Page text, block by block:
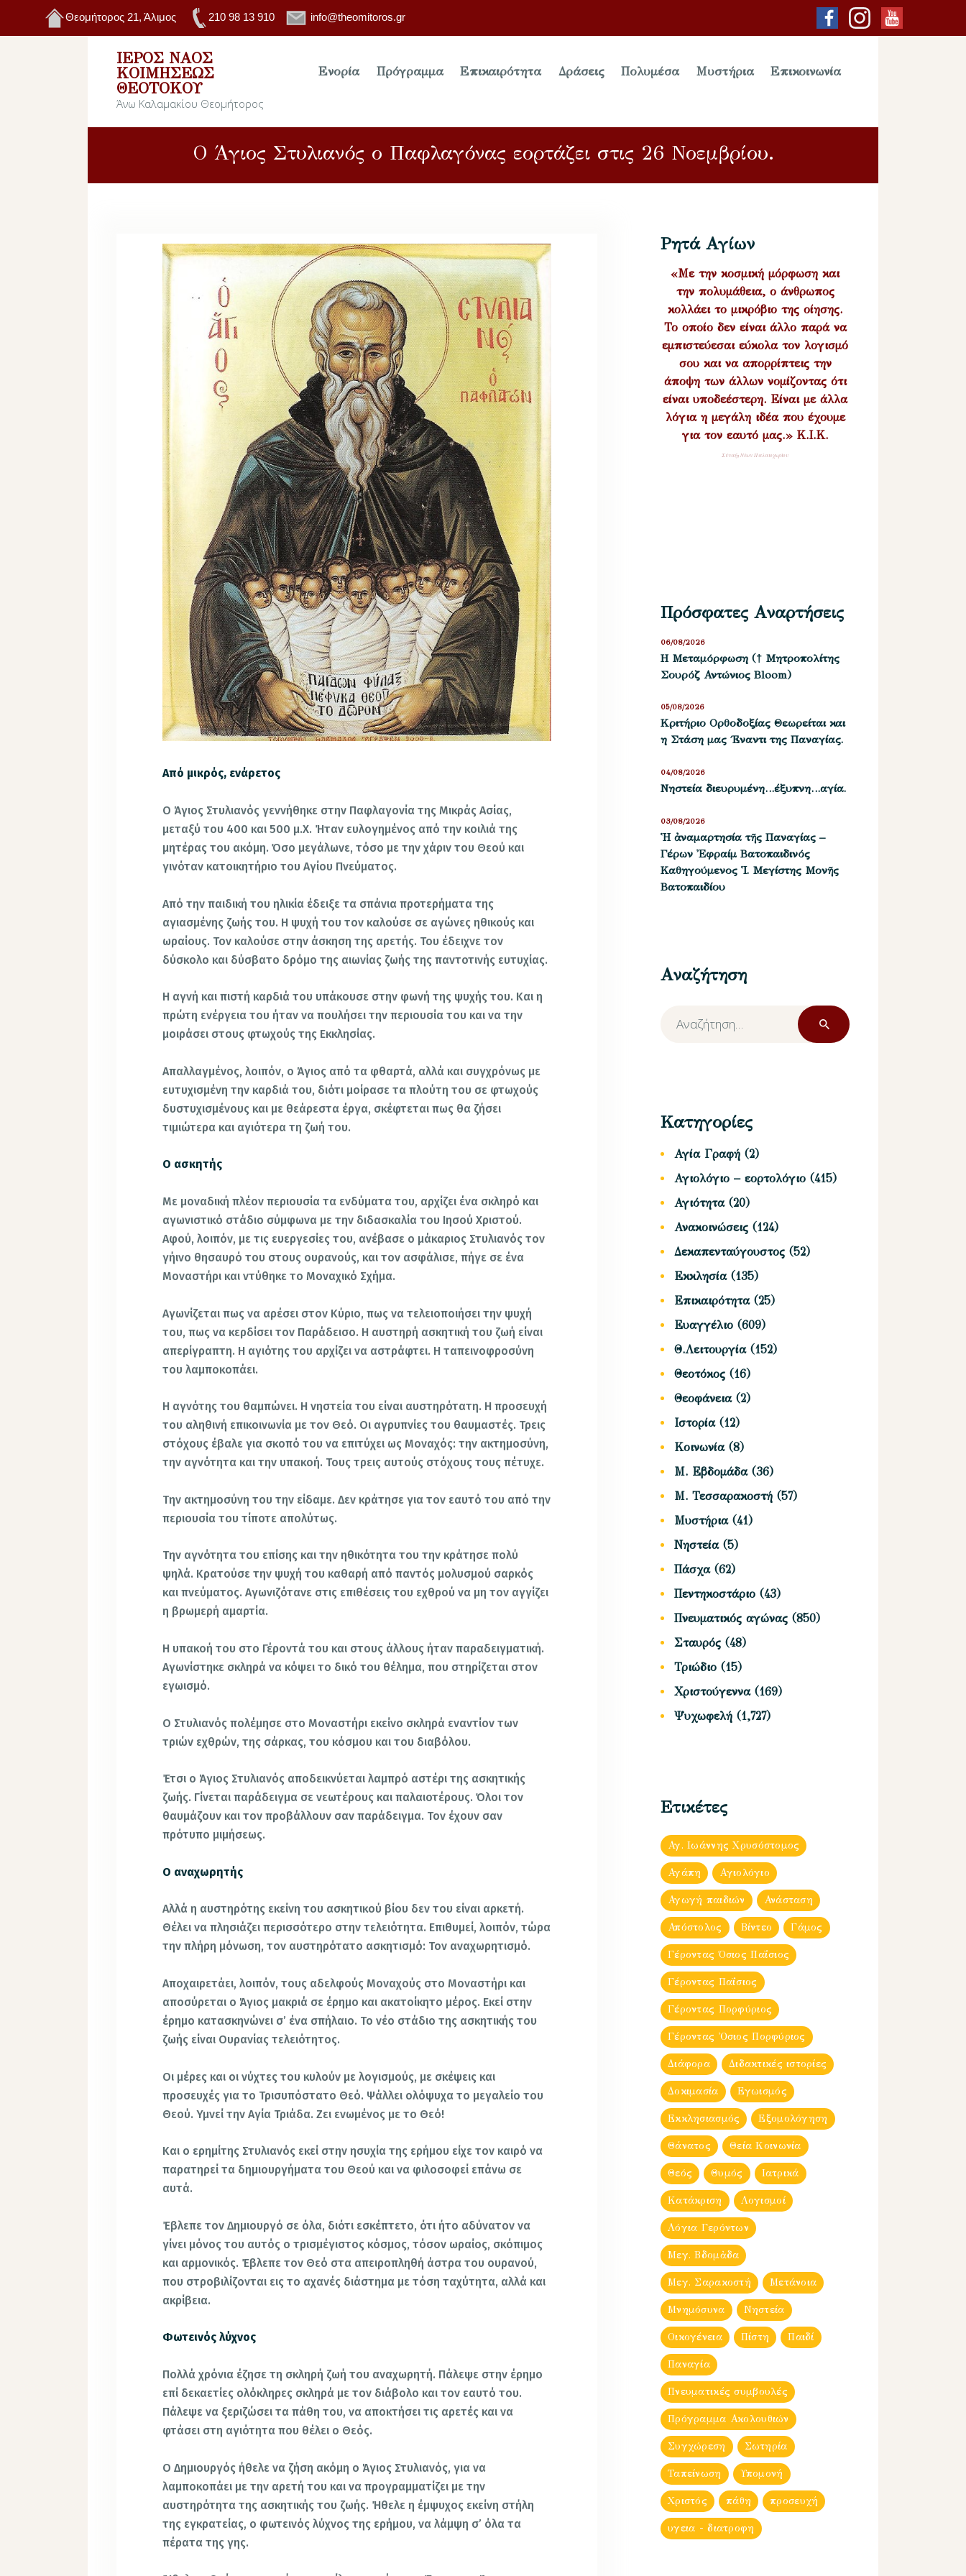
Θεομήτορος 21, Άλιμος 210 98 13 910 info@theomitoros.gr
ΙΕΡΌΣ ΝΑΌΣ
ΚΟΙΜΉΣΕΩΣ
ΘΕΟΤΌΚΟΥ
Άνω Καλαμακίου Θεομήτορος
Ενορία Πρόγραμμα Επικαιρότητα Δράσεις Πολυμέσα Μυστήρια Επικοινωνία
Ο Άγιος Στυλιανός ο Παφλαγόνας εορτάζει στις 26 Νοεμβρίου.
Από μικρός, ενάρετος
Ο Άγιος Στυλιανός γεννήθηκε στην Παφλαγονία της Μικράς Ασίας,
μεταξύ του 400 και 500 μ.Χ. Ήταν ευλογημένος από την κοιλιά της
μητέρας του ακόμη. Όσο μεγάλωνε, τόσο με την χάριν του Θεού και
γινόταν κατοικητήριο του Αγίου Πνεύματος.
Από την παιδική του ηλικία έδειξε τα σπάνια προτερήματα της
αγιασμένης ζωής του. Η ψυχή του τον καλούσε σε αγώνες ηθικούς και
ωραίους. Τον καλούσε στην άσκηση της αρετής. Του έδειχνε τον
δύσκολο και δύσβατο δρόμο της αιωνίας ζωής της παντοτινής ευτυχίας.
Η αγνή και πιστή καρδιά του υπάκουσε στην φωνή της ψυχής του. Και η
πρώτη ενέργεια του ήταν να πουλήσει την περιουσία του και να την
μοιράσει στους φτωχούς της Εκκλησίας.
Απαλλαγμένος, λοιπόν, ο Άγιος από τα φθαρτά, αλλά και συγχρόνως με
ευτυχισμένη την καρδιά του, διότι μοίρασε τα πλούτη του σε φτωχούς
δυστυχισμένους και με θεάρεστα έργα, σκέφτεται πως θα ζήσει
τιμιώτερα και αγιότερα τη ζωή του.
Ο ασκητής
Με μοναδική πλέον περιουσία τα ενδύματα του, αρχίζει ένα σκληρό και
αγωνιστικό στάδιο σύμφωνα με την διδασκαλία του Ιησού Χριστού.
Αφού, λοιπόν, με τις ευεργεσίες του, ανέβασε ο μάκαριος Στυλιανός τον
γήινο θησαυρό του στους ουρανούς, και τον ασφάλισε, πήγε σε ένα
Μοναστήρι και ντύθηκε το Μοναχικό Σχήμα.
Αγωνίζεται πως να αρέσει στον Κύριο, πως να τελειοποιήσει την ψυχή
του, πως να κερδίσει τον Παράδεισο. Η αυστηρή ασκητική του ζωή είναι
απερίγραπτη. Η αγιότης του αρχίζει να αστράφτει. Η ταπεινοφροσύνη
του λαμποκοπάει.
Η αγνότης του θαμπώνει. Η νηστεία του είναι αυστηρότατη. Η προσευχή
του αληθινή επικοινωνία με τον Θεό. Οι αγρυπνίες του θαυμαστές. Τρεις
στόχους έβαλε για σκοπό του να επιτύχει ως Μοναχός: την ακτημοσύνη,
την αγνότητα και την υπακοή. Τους τρεις αυτούς στόχους τους πέτυχε.
Την ακτημοσύνη του την είδαμε. Δεν κράτησε για τον εαυτό του από την
περιουσία του τίποτε απολύτως.
Την αγνότητα του επίσης και την ηθικότητα του την κράτησε πολύ
ψηλά. Κρατούσε την ψυχή του καθαρή από παντός μολυσμού σαρκός
και πνεύματος. Αγωνιζότανε στις επιθέσεις του εχθρού να μη τον αγγίζει
η βρωμερή αμαρτία.
Η υπακοή του στο Γέροντά του και στους άλλους ήταν παραδειγματική.
Αγωνίστηκε σκληρά να κόψει το δικό του θέλημα, που στηρίζεται στον
εγωισμό.
Ο Στυλιανός πολέμησε στο Μοναστήρι εκείνο σκληρά εναντίον των
τριών εχθρών, της σάρκας, του κόσμου και του διαβόλου.
Έτσι ο Άγιος Στυλιανός αποδεικνύεται λαμπρό αστέρι της ασκητικής
ζωής. Γίνεται παράδειγμα σε νεωτέρους και παλαιοτέρους. Όλοι τον
θαυμάζουν και τον προβάλλουν σαν παράδειγμα. Τον έχουν σαν
πρότυπο μιμήσεως.
Ο αναχωρητής
Αλλά η αυστηρότης εκείνη του ασκητικού βίου δεν του είναι αρκετή.
Θέλει να πλησιάζει περισσότερο στην τελειότητα. Επιθυμεί, λοιπόν, τώρα
την πλήρη μόνωση, τον αυστηρότατο ασκητισμό: Τον αναχωρητισμό.
Αποχαιρετάει, λοιπόν, τους αδελφούς Μοναχούς στο Μοναστήρι και
αποσύρεται ο Άγιος μακριά σε έρημο και ακατοίκητο μέρος. Εκεί στην
έρημο κατασκηνώνει σ’ ένα σπήλαιο. Το νέο στάδιο της ασκητικής του
ζωής είναι Ουρανίας τελειότητος.
Οι μέρες και οι νύχτες του κυλούν με λογισμούς, με σκέψεις και
προσευχές για το Τρισυπόστατο Θεό. Ψάλλει ολόψυχα το μεγαλείο του
Θεού. Υμνεί την Αγία Τριάδα. Ζει ενωμένος με το Θεό!
Και ο ερημίτης Στυλιανός εκεί στην ησυχία της ερήμου είχε τον καιρό να
παρατηρεί τα δημιουργήματα του Θεού και να φιλοσοφεί επάνω σε
αυτά.
Έβλεπε τον Δημιουργό σε όλα, διότι εσκέπτετο, ότι ήτο αδύνατον να
γίνει μόνος του αυτός ο τρισμέγιστος κόσμος, τόσον ωραίος, σκόπιμος
και αρμονικός. Έβλεπε τον Θεό στα απειροπληθή άστρα του ουρανού,
που στροβιλίζονται εις το αχανές διάστημα με τόση ταχύτητα, αλλά και
ακρίβεια.
Φωτεινός λύχνος
Πολλά χρόνια έζησε τη σκληρή ζωή του αναχωρητή. Πάλεψε στην έρημο
επί δεκαετίες ολόκληρες σκληρά με τον διάβολο και τον εαυτό του.
Πάλεψε να ξεριζώσει τα πάθη του, να αποκτήσει τις αρετές και να
φτάσει στη αγιότητα που θέλει ο Θεός.
Ο Δημιουργός ήθελε να ζήση ακόμη ο Άγιος Στυλιανός, για να
λαμποκοπάει με την αρετή του και να προγραμματίζει με την
αυστηρότητα της ασκητικής του ζωής. Ήθελε η έμψυχος εκείνη στήλη
της εγκρατείας, ο φωτεινός λύχνος της ερήμου, να λάμψη σ’ όλα τα
πέρατα της γης.
Ρητά Αγίων
«Με την κοσμική μόρφωση και
την πολυμάθεια, ο άνθρωπος
κολλάει το μικρόβιο της οίησης.
Το οποίο δεν είναι άλλο παρά να
εμπιστεύεσαι εύκολα τον λογισμό
σου και να απορρίπτεις την
άποψη των άλλων νομίζοντας ότι
είναι υποδεέστερη. Είναι με άλλα
λόγια η μεγάλη ιδέα που έχουμε
για τον εαυτό μας.» Κ.Ι.Κ.
Σύναξη Νέων Παλαιοχωρίου
Πρόσφατες Αναρτήσεις
Η Μεταμόρφωση († Μητροπολίτης
Σουρόζ Αντώνιος Bloom)
06/08/2026
Kριτήριο Oρθοδοξίας Θεωρείται και
η Στάση μας ΄Εναντι της Παναγίας.
05/08/2026
Νηστεία διευρυμένη…έξυπνη…αγία.
04/08/2026
Ἡ ἀναμαρτησία τῆς Παναγίας –
Γέρων Ἐφραίμ Βατοπαιδινός
Καθηγούμενος Ἱ. Μεγίστης Μονῆς
Βατοπαιδίου
03/08/2026
Αναζήτηση
Αναζήτηση
για:
Κατηγορίες
Αγία Γραφή (2)
Αγιολόγιο – εορτολόγιο (415)
Αγιότητα(20)
Ανακοινώσεις (124)
Δεκαπενταύγουστος (52)
Εκκλησία(135)
Επικαιρότητα(25)
Ευαγγέλιο (609)
Θ.Λειτουργία(152)
Θεοτόκος (16)
Θεοφάνεια(2)
Ιστορία(12)
Κοινωνία(8)
Μ. Εβδομάδα(36)
Μ. Τεσσαρακοστή (57)
Μυστήρια(41)
Νηστεία(5)
Πάσχα(62)
Πεντηκοστάριο (43)
Πνευματικός αγώνας (850)
Σταυρός (48)
Τριώδιο (15)
Χριστούγεννα(169)
Ψυχωφελή (1,727)
Ετικέτες
Αγ. Ιωάννης Χρυσόστομος
Αγάπη Αγιολόγιο
Αγωγή παιδιών Ανάσταση
Απόστολος Βίντεο Γάμος
Γέροντας Όσιος Παΐσιος
Γέροντας Παΐσιος
Γέροντας Πορφύριος
Γέροντας Ὀσιος Πορφύριος
Διάφορα Διδακτικές ιστορίες
Δοκιμασία Εγωισμός
Εκκλησιασμός Εξομολόγηση
Θάνατος Θεία Κοινωνία
Θεός Θυμός Ιατρικά
Κατάκριση Λογισμοί
Λόγια Γερόντων
Μεγ. Βδομἀδα
Μεγ. Σαρακοστή Μετάνοια
Μνημόσυνα Νηστεία
Οικογένεια Πίστη Παιδί
Παναγία
Πνευματικές συμβουλές
Πρόγραμμα Ακολουθιών
Συγχώρεση Σωτηρία
Ταπείνωση Υπομονή
Χριστός πάθη προσευχή
υγεια - διατροφη